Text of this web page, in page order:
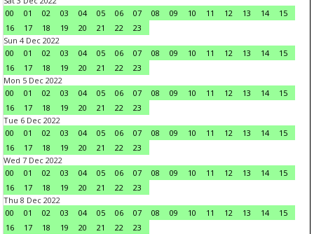
00
01 02 03 04 05 06 07 08 09 10 11 12 13 14
15
16
17 18 19 20 21 22
23
Sun 4 Dec 2022
00
01 02 03 04 05 06 07 08 09 10 11 12 13 14
15
16
17 18 19 20 21 22
23
Mon 5 Dec 2022
00
01 02 03 04 05 06 07 08 09 10 11 12 13 14
15
16
17 18 19 20 21 22
23
Tue 6 Dec 2022
00
01 02 03 04 05 06 07 08 09 10 11 12 13 14
15
16
17 18 19 20 21 22
23
Wed 7 Dec 2022
00
01 02 03 04 05 06 07 08 09 10 11 12 13 14
15
16
17 18 19 20 21 22
23
Thu 8 Dec 2022
00
01 02 03 04 05 06 07 08 09 10 11 12 13 14
15
16
17 18 19 20 21 22
23